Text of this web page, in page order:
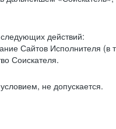
действий:
Сайтов Исполнителя (в
Соискателя.
не допускается.